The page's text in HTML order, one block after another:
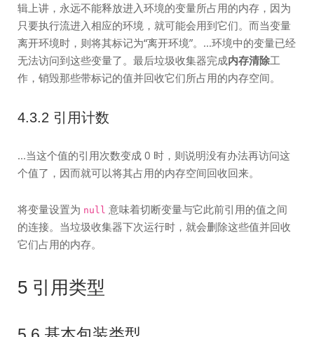
辑上讲，永远不能释放进入环境的变量所占用的内存，因为
只要执行流进入相应的环境，就可能会用到它们。而当变量
离开环境时，则将其标记为“离开环境”。...环境中的变量已经
无法访问到这些变量了。最后垃圾收集器完成内存清除工
作，销毁那些带标记的值并回收它们所占用的内存空间。
4.3.2 引用计数
...当这个值的引用次数变成 0 时，则说明没有办法再访问这
个值了，因而就可以将其占用的内存空间回收回来。
将变量设置为 null 意味着切断变量与它此前引用的值之间
的连接。当垃圾收集器下次运行时，就会删除这些值并回收
它们占用的内存。
5 引用类型